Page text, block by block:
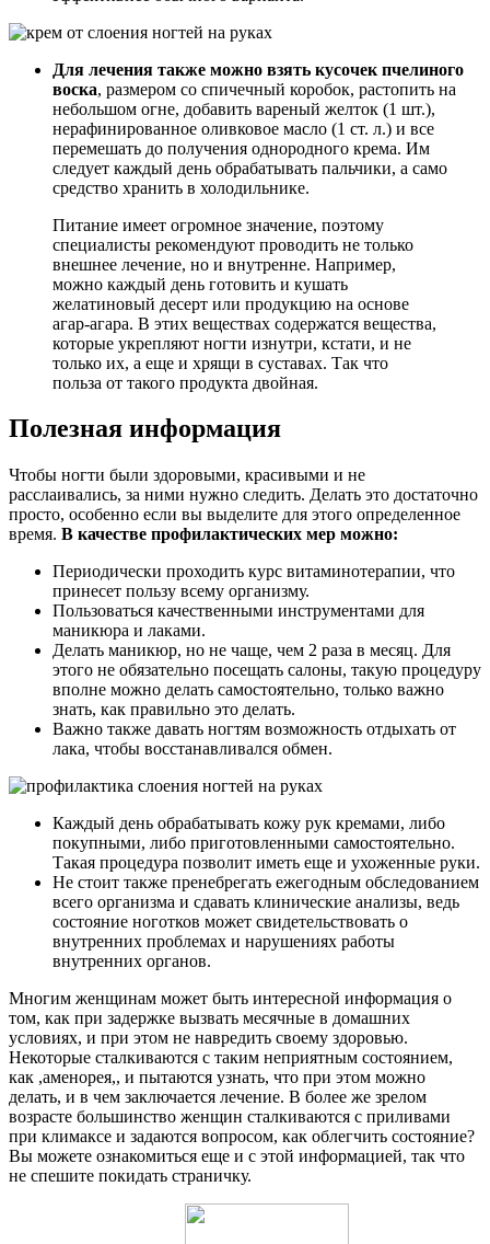
Для лечения также можно взять кусочек пчелиного
воска, размером со спичечный коробок, растопить на
небольшом огне, добавить вареный желток (1 шт.),
нерафинированное оливковое масло (1 ст. л.) и все
перемешать до получения однородного крема. Им
следует каждый день обрабатывать пальчики, а само
средство хранить в холодильнике.
Питание имеет огромное значение, поэтому
специалисты рекомендуют проводить не только
внешнее лечение, но и внутренне. Например,
можно каждый день готовить и кушать
желатиновый десерт или продукцию на основе
агар-агара. В этих веществах содержатся вещества,
которые укрепляют ногти изнутри, кстати, и не
только их, а еще и хрящи в суставах. Так что
польза от такого продукта двойная.
Полезная информация
Чтобы ногти были здоровыми, красивыми и не
расслаивались, за ними нужно следить. Делать это достаточно
просто, особенно если вы выделите для этого определенное
время. В качестве профилактических мер можно:
Периодически проходить курс витаминотерапии, что
принесет пользу всему организму.
Пользоваться качественными инструментами для
маникюра и лаками.
Делать маникюр, но не чаще, чем 2 раза в месяц. Для
этого не обязательно посещать салоны, такую процедуру
вполне можно делать самостоятельно, только важно
знать, как правильно это делать.
Важно также давать ногтям возможность отдыхать от
лака, чтобы восстанавливался обмен.
Каждый день обрабатывать кожу рук кремами, либо
покупными, либо приготовленными самостоятельно.
Такая процедура позволит иметь еще и ухоженные руки.
Не стоит также пренебрегать ежегодным обследованием
всего организма и сдавать клинические анализы, ведь
состояние ноготков может свидетельствовать о
внутренних проблемах и нарушениях работы
внутренних органов.
Многим женщинам может быть интересной информация о
том, как при задержке вызвать месячные в домашних
условиях, и при этом не навредить своему здоровью.
Некоторые сталкиваются с таким неприятным состоянием,
как ,аменорея,, и пытаются узнать, что при этом можно
делать, и в чем заключается лечение. В более же зрелом
возрасте большинство женщин сталкиваются с приливами
при климаксе и задаются вопросом, как облегчить состояние?
Вы можете ознакомиться еще и с этой информацией, так что
не спешите покидать страничку.